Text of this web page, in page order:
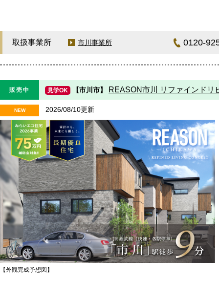
取扱事業所 市川事業所 0120-
販売中 見学OK 【市川市】 REASON市川 リファインドリ
NEW 2026/08/10更新
【外観完成予想図】